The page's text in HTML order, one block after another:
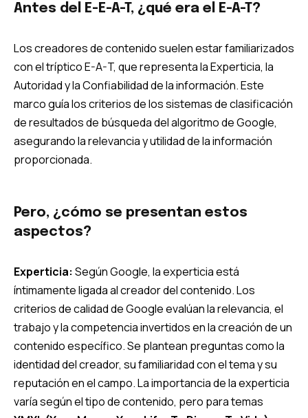
Antes del E-E-A-T, ¿qué era el E-A-T?
Los creadores de contenido suelen estar familiarizados
con el tríptico E-A-T, que representa la Experticia, la
Autoridad y la Confiabilidad de la información. Este
marco guía los criterios de los sistemas de clasificación
de resultados de búsqueda del algoritmo de Google,
asegurando la relevancia y utilidad de la información
proporcionada.
Pero, ¿cómo se presentan estos
aspectos?
Experticia: Según Google, la experticia está
íntimamente ligada al creador del contenido. Los
criterios de calidad de Google evalúan la relevancia, el
trabajo y la competencia invertidos en la creación de un
contenido específico. Se plantean preguntas como la
identidad del creador, su familiaridad con el tema y su
reputación en el campo. La importancia de la experticia
varía según el tipo de contenido, pero para temas